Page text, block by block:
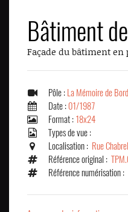
Bâtiment
Façade du bâtiment en
Pôle : La Mémoire de
Date :01/1987
Format : 18x24
Types de vue :
Localisation : Rue
Référence original :
Référence numérisation :